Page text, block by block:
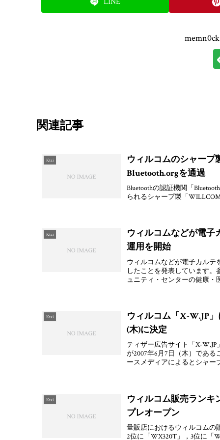
関連記事
Ktai
ウィルコムのシャープ
Bluetooth.orgを通過
Bluetoothの認証機関「
られるシャープ製「
Ktai
ウィルコムなどが電子
運用を開始
ウィルコムなどが電子カル
したことを発表しています
ュニティ・センターの健康
Ktai
ウィルコム「X-W.JP
(木)に決定
ティザー広告サイト「X-
が2007年6月7日（木）であ
ースメディアによるとシャ
Ktai
ウィルコム販売ランキ
プレオープン
量販店におけるウィルコムの
2位に「WX320T」，3位に「